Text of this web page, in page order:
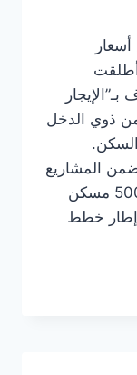
أطلقت
من ذوي الدخل
ضمن المشاريع
الوطنية الحيوية، حيث تقرر توفير 5000 مسكن
إطار خطط